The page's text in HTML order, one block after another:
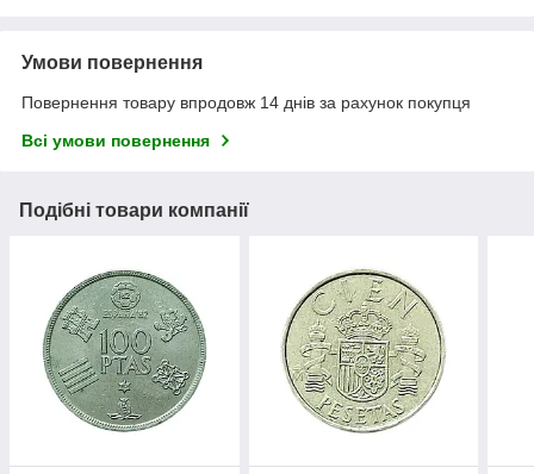
Умови повернення
Повернення товару впродовж 14 днів за рахунок покупця
Всі умови повернення
Подібні товари компанії